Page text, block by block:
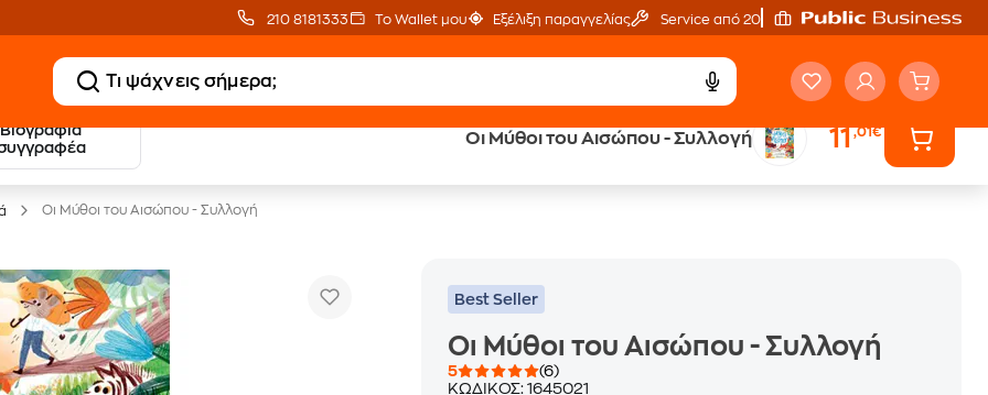
210 8181333 Το Wallet μου Εξέλιξη παραγγελίας Service από 20'
Βιογραφία
Οι Μύθοι του Αισώπου - Συλλογή 11,01€
20 € Public επιστροφή
με Snappi
Δωρεάν Μεταφορικά Έλα στον κόσμο
Οι Μύθοι του Αισώπου - Συλλογή
Best Seller
Οι Μύθοι του Αισώπου - Συλλογή
5
(6)
ΚΩΔΙΚΟΣ:1645021